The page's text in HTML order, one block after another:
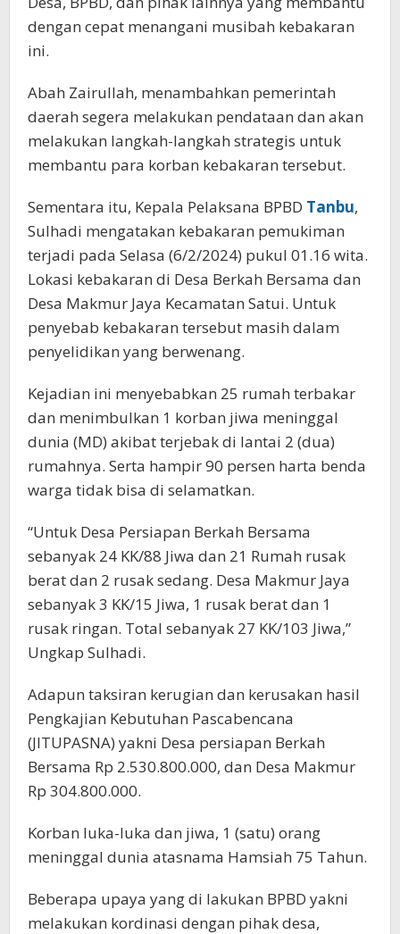
dengan cepat menangani musibah kebakaran
ini.
Abah Zairullah, menambahkan pemerintah
daerah segera melakukan pendataan dan akan
melakukan langkah-langkah strategis untuk
membantu para korban kebakaran tersebut.
Sementara itu, Kepala Pelaksana BPBD Tanbu,
Sulhadi mengatakan kebakaran pemukiman
terjadi pada Selasa (6/2/2024) pukul 01.16 wita.
Lokasi kebakaran di Desa Berkah Bersama dan
Desa Makmur Jaya Kecamatan Satui. Untuk
penyebab kebakaran tersebut masih dalam
penyelidikan yang berwenang.
Kejadian ini menyebabkan 25 rumah terbakar
dan menimbulkan 1 korban jiwa meninggal
dunia (MD) akibat terjebak di lantai 2 (dua)
rumahnya. Serta hampir 90 persen harta benda
warga tidak bisa di selamatkan.
“Untuk Desa Persiapan Berkah Bersama
sebanyak 24 KK/88 Jiwa dan 21 Rumah rusak
berat dan 2 rusak sedang. Desa Makmur Jaya
sebanyak 3 KK/15 Jiwa, 1 rusak berat dan 1
rusak ringan. Total sebanyak 27 KK/103 Jiwa,”
Ungkap Sulhadi.
Adapun taksiran kerugian dan kerusakan hasil
Pengkajian Kebutuhan Pascabencana
(JITUPASNA) yakni Desa persiapan Berkah
Bersama Rp 2.530.800.000, dan Desa Makmur
Rp 304.800.000.
Korban luka-luka dan jiwa, 1 (satu) orang
meninggal dunia atasnama Hamsiah 75 Tahun.
Beberapa upaya yang di lakukan BPBD yakni
melakukan kordinasi dengan pihak desa,